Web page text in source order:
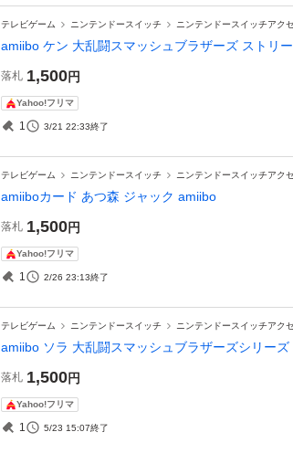
テレビゲーム ニンテンドースイッチ ニンテンドースイッチアク
amiibo ケン 大乱闘スマッシュブラザーズ ストリ
落札 1,500円
Yahoo!フリマ
1 3/21 22:33終了
テレビゲーム ニンテンドースイッチ ニンテンドースイッチアク
amiiboカード あつ森 ジャック amiibo
落札 1,500円
Yahoo!フリマ
1 2/26 23:13終了
テレビゲーム ニンテンドースイッチ ニンテンドースイッチアク
amiibo ソラ 大乱闘スマッシュブラザーズシリ
落札 1,500円
Yahoo!フリマ
1 5/23 15:07終了